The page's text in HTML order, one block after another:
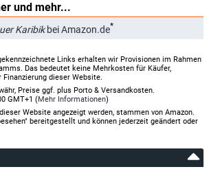
und mehr...
Karibikbei Amazon.de*
Links erhalten wir Provisionen im Rahmen
Das bedeutet keine Mehrkosten für Käufer,
dieser Website.
Preise ggf. plus Porto & Versandkosten.
GMT+1 (Mehr Informationen)
Website angezeigt werden, stammen von Amazon.
bereitgestellt und können jederzeit geändert oder